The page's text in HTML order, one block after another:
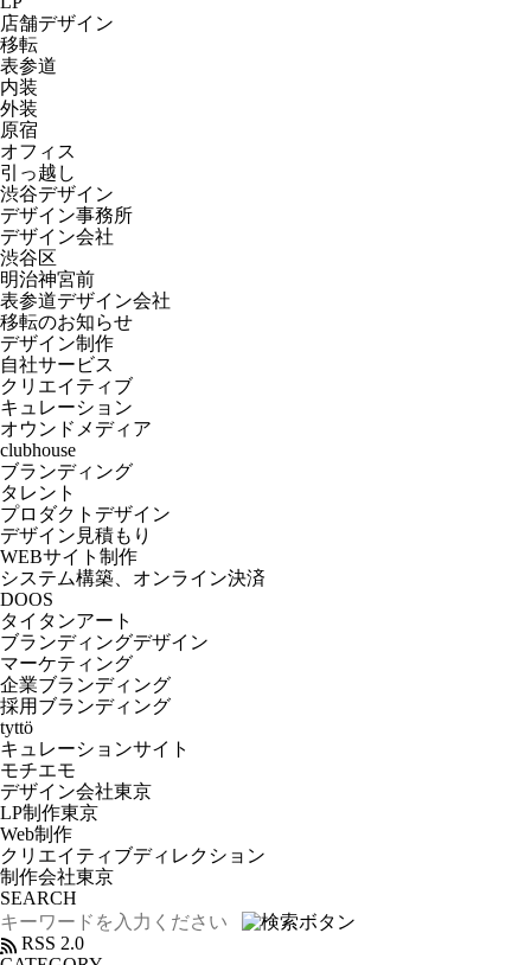
店舗デザイン
移転
表参道
内装
外装
原宿
オフィス
引っ越し
渋谷デザイン
デザイン事務所
デザイン会社
渋谷区
明治神宮前
表参道デザイン会社
移転のお知らせ
デザイン制作
自社サービス
クリエイティブ
キュレーション
オウンドメディア
clubhouse
ブランディング
タレント
プロダクトデザイン
デザイン見積もり
WEBサイト制作
システム構築、オンライン決済
DOOS
タイタンアート
ブランディングデザイン
マーケティング
企業ブランディング
採用ブランディング
tyttö
キュレーションサイト
モチエモ
デザイン会社東京
LP制作東京
Web制作
クリエイティブディレクション
制作会社東京
SEARCH
RSS 2.0